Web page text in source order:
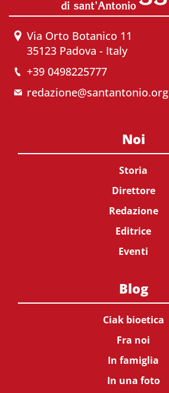
Via Orto Botanico 11
35123 Padova - Italy
+39 0498225777
redazione@santantonio.org
Noi
Storia
Direttore
Redazione
Editrice
Eventi
Blog
Ciak bioetica
Fra noi
In famiglia
In una foto